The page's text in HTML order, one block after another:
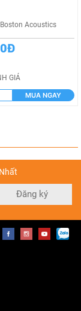
Acoustics
GIÁ
MUA NGAY
Đăng ký